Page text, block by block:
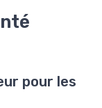
pour les